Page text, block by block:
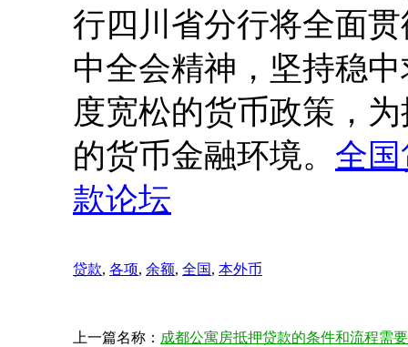
行四川省分行将全面
中全会精神，坚持稳
度宽松的货币政策，
的货币金融环境。 全
款论坛
贷款, 各项, 余额, 全国, 本外币
上一篇名称： 成都公寓房抵押贷款的条件和流程需